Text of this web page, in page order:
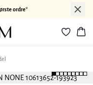
ordre*